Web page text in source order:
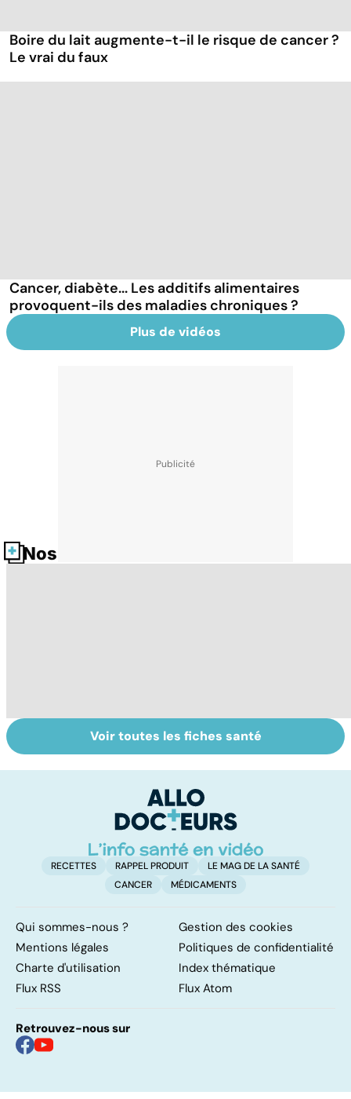
Boire du lait augmente-t-il le risque de cancer ?
Le vrai du faux
Cancer, diabète... Les additifs alimentaires
provoquent-ils des maladies chroniques ?
Plus de vidéos
Nos fiches santé
HPV : tout savoir
sur les
Faire du sport à
domicile, c'est
Voir toutes les fiches santé
RECETTES RAPPEL PRODUIT
LE MAG DE LA SANTÉ
CANCER
MÉDICAMENTS
Qui sommes-nous ?
Gestion des cookies
Mentions légales
Politiques de confidentialité
Charte d'utilisation
Index thématique
Flux RSS
Flux Atom
Retrouvez-nous sur